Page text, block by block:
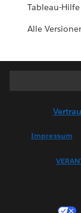
Tableau-Hilfe
Alle
Impressum